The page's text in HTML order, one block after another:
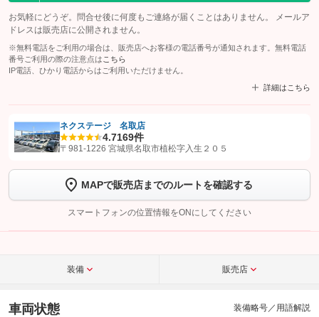
お気軽にどうぞ。問合せ後に何度もご連絡が届くことはありません。 メールア
ドレスは販売店に公開されません。
※無料電話をご利用の場合は、販売店へお客様の電話番号が通知されます。無料電話
番号ご利用の際の注意点は こちら
IP電話、ひかり電話からはご利用いただけません。
詳細はこちら
【STEP1】認証画面でグーネットを友だち追加してから「許可する」ボタンを押
トーク画面で
ボタンをタップして問い合わせを
完了してください。
こちら
ネクステージ 名取店
4.7169件
〒981-1226 宮城県名取市植松字入生２０５
MAPで販売店までのルートを確認する
スマートフォンの位置情報をONにしてください
装備 販売店
車両状態 装備略号／用語解説